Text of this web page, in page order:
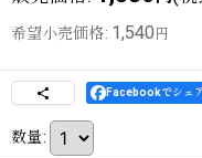
希望小売価格: 1,540 円
Facebookでシェ
数量: